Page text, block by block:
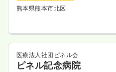
熊本県熊本市北区
医療法人社団ピネル会
ピネル記念病院